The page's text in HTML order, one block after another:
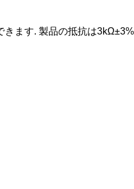
ます. 製品の抵抗は